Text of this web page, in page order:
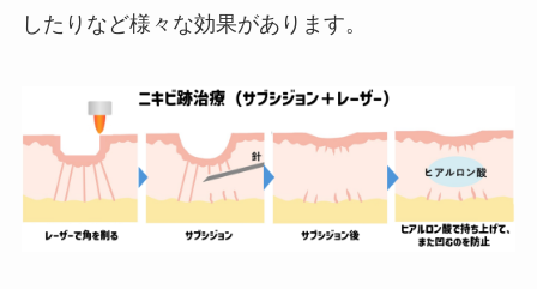
したりなど様々な効果があります。